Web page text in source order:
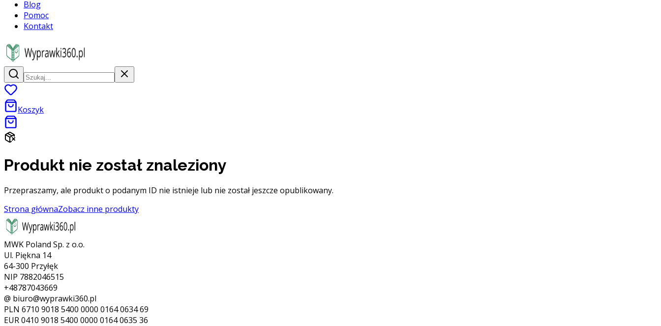
Blog
Pomoc
Kontakt
Koszyk
Produkt nie został znaleziony
Przepraszamy, ale produkt o podanym ID nie istnieje lub nie został jeszcze opublikowany.
Strona głównaZobacz inne produkty
MWK Poland Sp. z o.o.
Ul. Piękna 14
64-300 Przyłęk
NIP 7882046515
+48787043669
@ biuro@wyprawki360.pl
PLN 6710 9018 5400 0000 0164 0634 69
EUR0410 9018 5400 0000 0164 0635 36